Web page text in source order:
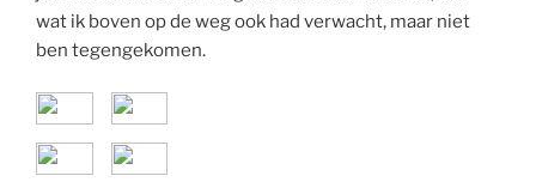
wat ik boven op de weg ook had verwacht, maar niet
ben tegengekomen.